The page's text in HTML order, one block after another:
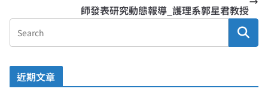
師發表研究動態報導_護理系郭星君教授
近期文章